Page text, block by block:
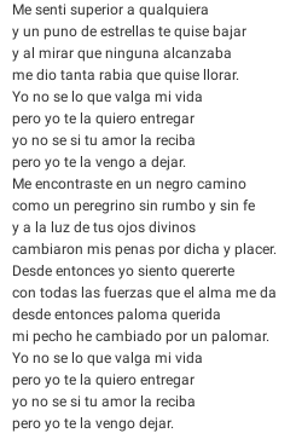
Me senti superior a qualquiera
y un puno de estrellas te quise bajar
y al mirar que ninguna alcanzaba
me dio tanta rabia que quise llorar.
Yo no se lo que valga mi vida
pero yo te la quiero entregar
yo no se si tu amor la reciba
pero yo te la vengo a dejar.
Me encontraste en un negro camino
como un peregrino sin rumbo y sin fe
y a la luz de tus ojos divinos
cambiaron mis penas por dicha y placer.
Desde entonces yo siento quererte
con todas las fuerzas que el alma me da
desde entonces paloma querida
mi pecho he cambiado por un palomar.
Yo no se lo que valga mi vida
pero yo te la quiero entregar
yo no se si tu amor la reciba
pero yo te la vengo dejar.